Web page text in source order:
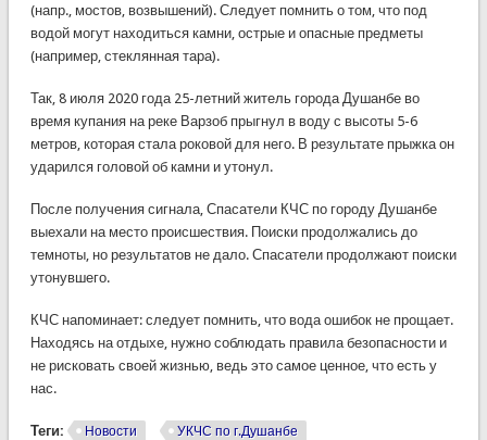
(напр., мостов, возвышений). Следует помнить о том, что под
водой могут находиться камни, острые и опасные предметы
(например, стеклянная тара).
Так, 8 июля 2020 года 25-летний житель города Душанбе во
время купания на реке Варзоб прыгнул в воду с высоты 5-6
метров, которая стала роковой для него. В результате прыжка он
ударился головой об камни и утонул.
После получения сигнала, Спасатели КЧС по городу Душанбе
выехали на место происшествия. Поиски продолжались до
темноты, но результатов не дало. Спасатели продолжают поиски
утонувшего.
КЧС напоминает: следует помнить, что вода ошибок не прощает.
Находясь на отдыхе, нужно соблюдать правила безопасности и
не рисковать своей жизнью, ведь это самое ценное, что есть у
нас.
Теги: Новости УКЧС по г.Душанбе